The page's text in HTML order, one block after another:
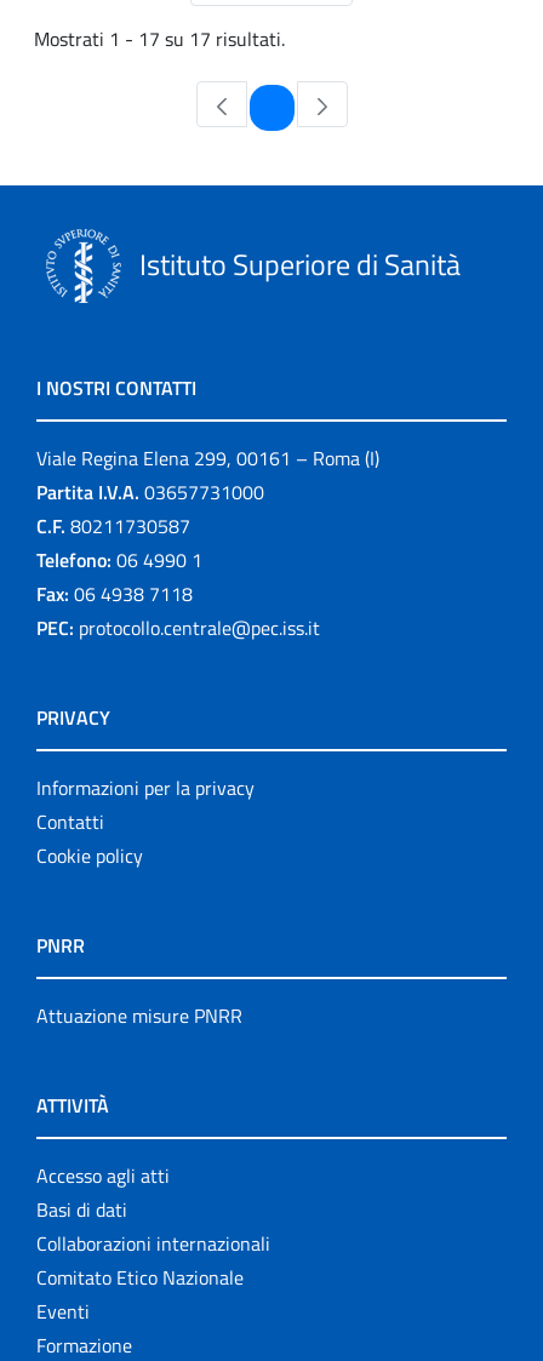
Mostrati 1 - 17 su 17 risultati.
Pagina
Istituto Superiore di Sanità
I NOSTRI CONTATTI
Viale Regina Elena 299, 00161 – Roma (I)
Partita I.V.A. 03657731000
C.F. 80211730587
Telefono: 06 4990 1
Fax: 06 4938 7118
PEC: protocollo.centrale@pec.iss.it
PRIVACY
Informazioni per la privacy
Contatti
Cookie policy
PNRR
Attuazione misure PNRR
ATTIVITÀ
Accesso agli atti
Basi di dati
Collaborazioni internazionali
Comitato Etico Nazionale
Eventi
Formazione